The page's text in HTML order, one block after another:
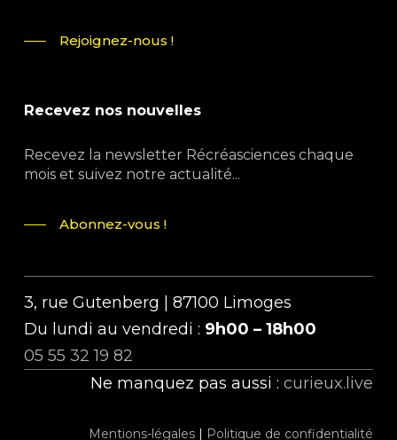
Rejoignez-nous !
Recevez nos nouvelles
Recevez la newsletter Récréasciences chaque
mois et suivez notre actualité...
Abonnez-vous !
3, rue Gutenberg | 87100 Limoges
Du lundi au vendredi : 9h00 – 18h00
05 55 32 19 82
Ne manquez pas aussi :curieux.live
Mentions-légales | Politique de confidentialité